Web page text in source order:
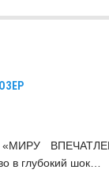
«МИРУ
в глубокий шок…